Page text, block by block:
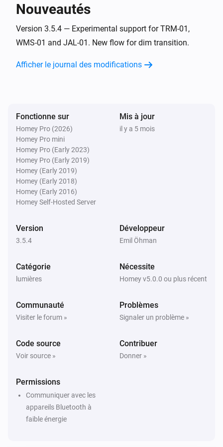
La température cible a été modifiée
La température a changé
Plejd thermostat
Désactivé
Et...
Plejd
Est activé
L'alarme mouvement est en marche
Plejd thermostat
Alors...
Plejd
Nouveautés
Version 3.5.4 — Experimental support for TRM-01,
WMS-01 and JAL-01. New flow for dim transition.
Afficher le journal des modifications
Fonctionne sur
Homey Pro (2026)
Homey Pro mini
Homey Pro (Early 2023)
Homey Pro (Early 2019)
Homey (Early 2019)
Homey (Early 2018)
Homey (Early 2016)
Homey Self-Hosted Server
Mis à jour
il y a 5 mois
Version
3.5.4
Développeur
Emil Öhman
Catégorie
lumières
Nécessite
Homey v5.0.0 ou plus récent
Communauté
Visiter le forum »
Problèmes
Signaler un problème »
Code source
Voir source »
Contribuer
Donner »
Permissions
Communiquer avec les
appareils Bluetooth à
faible énergie